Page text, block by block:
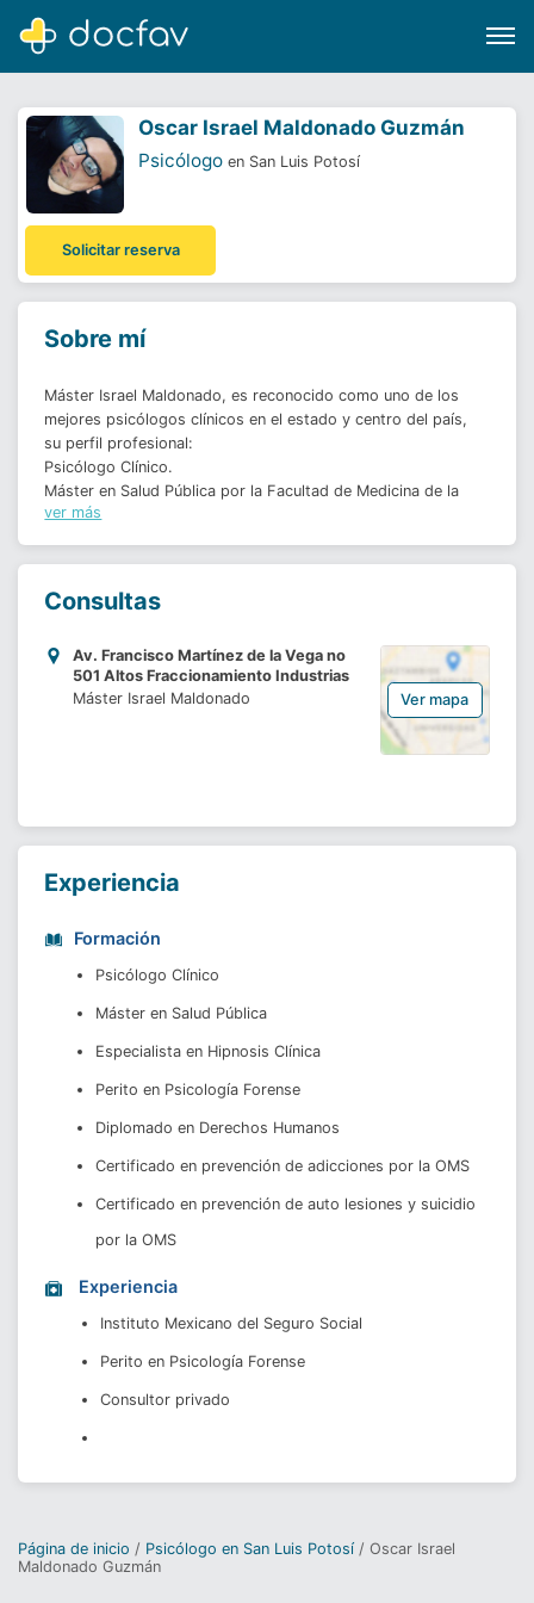
Software para clínicas
Soporte
Oscar Israel Maldonado Guzmán
Psicólogo en San Luis Potosí
Solicitar reserva
Sobre mí
Máster Israel Maldonado, es reconocido como uno de los
mejores psicólogos clínicos en el estado y centro del país,
su perfil profesional:
Psicólogo Clínico.
Máster en Salud Pública por la Facultad de Medicina de la
UAT.
Erickson de Guadalajara, Jal.
Especialista en el tratamiento de adicciones y prevención de
www.psicologosanluis.com
ver más
Consultas
Av. Francisco Martínez de la Vega no
501 Altos Fraccionamiento Industrias
Máster Israel Maldonado
Ver mapa
Experiencia
Formación
Psicólogo Clínico
Máster en Salud Pública
Especialista en Hipnosis Clínica
Perito en Psicología Forense
Diplomado en Derechos Humanos
Certificado en prevención de adicciones por la OMS
Certificado en prevención de auto lesiones y suicidio
por la OMS
Experiencia
Instituto Mexicano del Seguro Social
Perito en Psicología Forense
Consultor privado
Página de inicio Psicólogo en San Luis Potosí
Oscar Israel
Maldonado Guzmán